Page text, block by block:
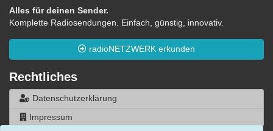
Alles für deinen Sender.
Komplette Radiosendungen. Einfach, günstig, innovativ.
radioNETZWERK erkunden
Rechtliches
Datenschutzerklärung
Impressum